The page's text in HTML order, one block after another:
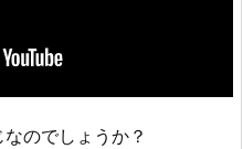
のでしょうか？